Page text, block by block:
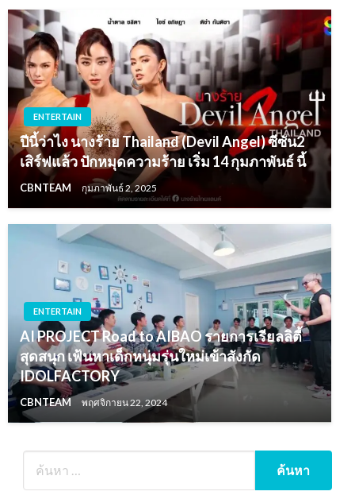
ENTERTAIN
ปีนี้ว่าไง นางร้าย Thailand (Devil Angel) ซีซัน2
เสิร์ฟแล้ว ปักหมุดความร้าย เริ่ม 14 กุมภาพันธ์ นี้
CBNTEAM กุมภาพันธ์ 2, 2025
ENTERTAIN
AI PROJECT Road to AIBAO รายการเรียลลิตี้
สุดสนุก เฟ้นหาเด็กหนุ่มรุ่นใหม่เข้าสังกัด
IDOLFACTORY
CBNTEAM พฤศจิกายน 22, 2024